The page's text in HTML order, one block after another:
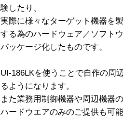
験したり、
実際に様々なターゲット機器を
する為のハードウェア／ソフト
パッケージ化したものです。
UI-186LKを使うことで自作の周
るようになります。
また業務用制御機器や周辺機器
ハードウエアのみのご提供も可